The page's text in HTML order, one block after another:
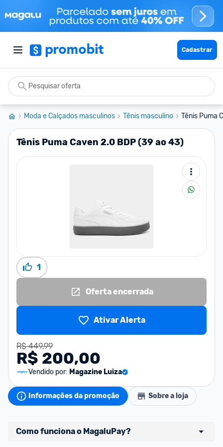
Cadastrar
Moda e Calçados masculinos Tênis masculino Tênis Puma
Tênis Puma Caven 2.0 BDP (39 ao 43)
1
Oferta encerrada
Ativar Alerta
R$ 449,99
R$ 200,00
Vendido por: Magazine Luiza
Informações da promoção Sobre a loja
Como funciona o MagaluPay?